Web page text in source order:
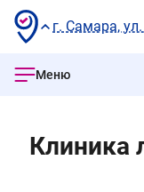
г. Самара,
Меню
Клиника